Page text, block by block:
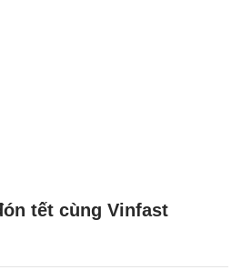
tết cùng Vinfast